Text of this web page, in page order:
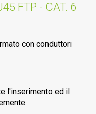
FTP - CAT. 6
con conduttori
l'inserimento ed il